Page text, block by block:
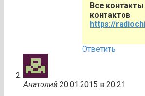
Все
контактов
https://
Ответить
Анатолий 20.01.2015 в 20:21